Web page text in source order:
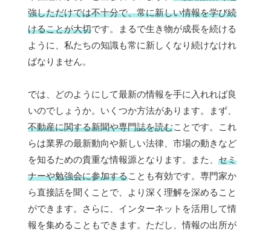
強しただけでは不十分で、常に新しい情報を学び続
けることが大切です。まるで生き物が成長を続ける
ように、私たちの知識も常に新しくなり続けなけれ
ばなりません。
では、どのようにして最新の情報を手に入れれば良
いのでしょうか。いくつか方法があります。まず、
不動産に関する新聞や専門誌を読むことです。これ
らは業界の最新動向や新しい法律、市場の動きなど
を知るための貴重な情報源となります。また、 セミ
ナーや勉強会に参加することも有効です。専門家か
ら直接話を聞くことで、より深く理解を深めること
ができます。さらに、インターネットを活用して情
報を集めることもできます。ただし、情報の出所が